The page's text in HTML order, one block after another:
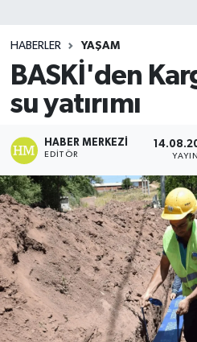
HABERLER YAŞAM
BASKİ'den
su yatırımı
HABER MERKEZI
EDITÖR
Teknoloji
TRABZON
TRABZONSPOR
Yaşam